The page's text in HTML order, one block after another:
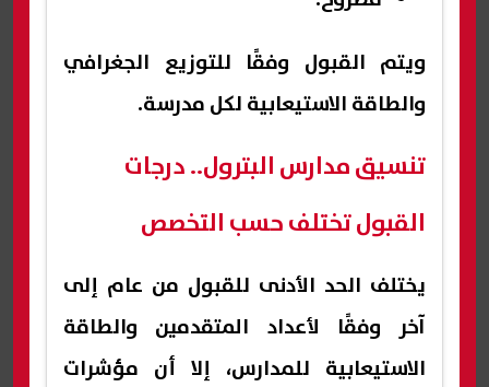
ويتم القبول وفقًا للتوزيع الجغرافي
والطاقة الاستيعابية لكل مدرسة.
تنسيق مدارس البترول.. درجات
القبول تختلف حسب التخصص
يختلف الحد الأدنى للقبول من عام إلى
آخر وفقًا لأعداد المتقدمين والطاقة
الاستيعابية للمدارس، إلا أن مؤشرات